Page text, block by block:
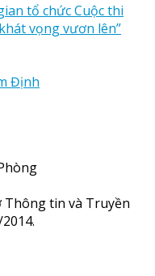
tổ chức Cuộc thi
vọng vươn lên”
Định
Thông tin và Truyền